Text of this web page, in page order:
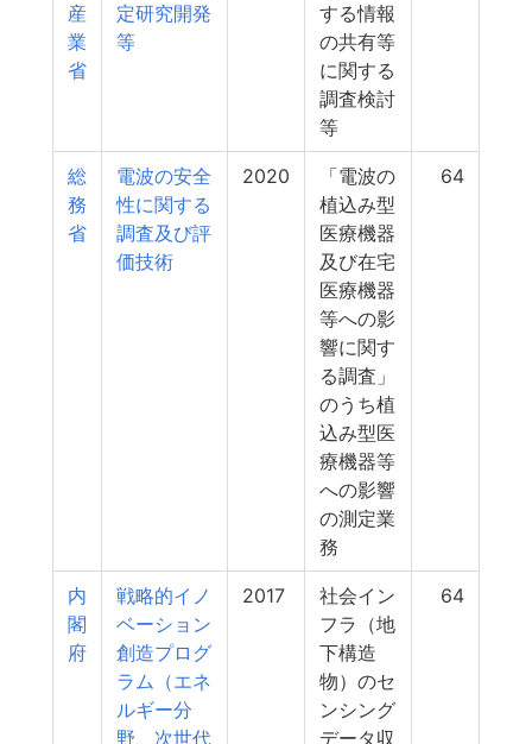
産
業
省
定研究開発
等
する情報
の共有等
に関する
調査検討
等
総
務
省
電波の安全
性に関する
調査及び評
価技術
2020
「電波の
植込み型
医療機器
及び在宅
医療機器
等への影
響に関す
る調査」
のうち植
込み型医
療機器等
への影響
の測定業
務
64
内
閣
府
戦略的イノ
ベーション
創造プログ
ラム（エネ
ルギー分
野、次世代
2017
社会イン
フラ（地
下構造
物）のセ
ンシング
データ収
64